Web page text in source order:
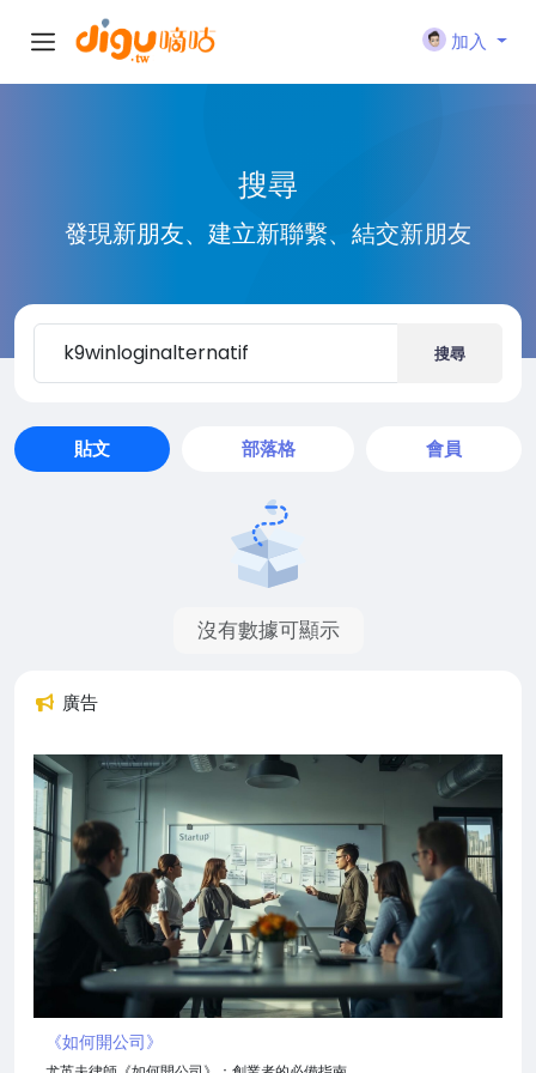
加入
搜尋
發現新朋友、建立新聯繫、結交新朋友
搜尋
貼文 部落格 會員
沒有數據可顯示
廣告
《如何開公司》